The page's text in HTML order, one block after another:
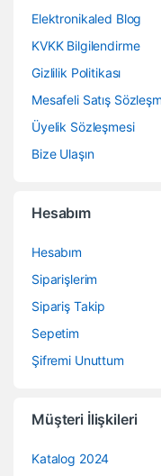
Elektronikaled Blog
KVKK Bilgilendirme
Gizlilik Politikası
Mesafeli Satış
Üyelik Sözleşmesi
Bize Ulaşın
Hesabım
Hesabım
Siparişlerim
Sipariş Takip
Sepetim
Şifremi Unuttum
Müşteri İlişkileri
Katalog 2024